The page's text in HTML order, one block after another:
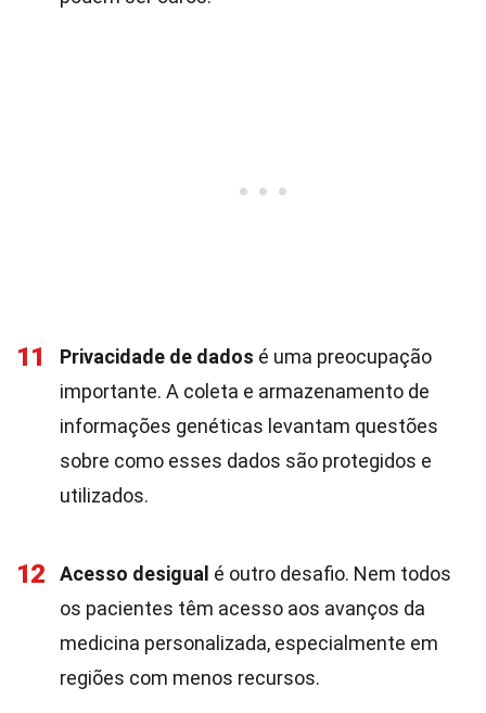
11 Privacidade de dados é uma preocupação
importante. A coleta e armazenamento de
informações genéticas levantam questões
sobre como esses dados são protegidos e
utilizados.
12 Acesso desigual é outro desafio. Nem todos
os pacientes têm acesso aos avanços da
medicina personalizada, especialmente em
regiões com menos recursos.